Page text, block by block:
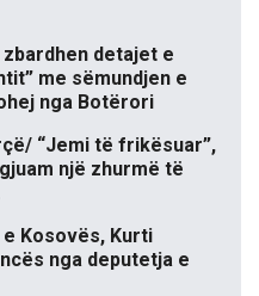
detajet e
me sëmundjen e
nga Botërori
“Jemi të frikësuar”,
një zhurmë të
Kosovës, Kurti
nga deputetja e